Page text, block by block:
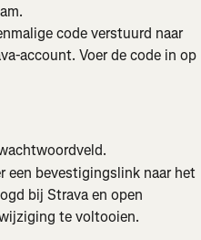
code verstuurd naar
account. Voer de code in op
een bevestigingslink naar het
bij Strava en open
te voltooien.